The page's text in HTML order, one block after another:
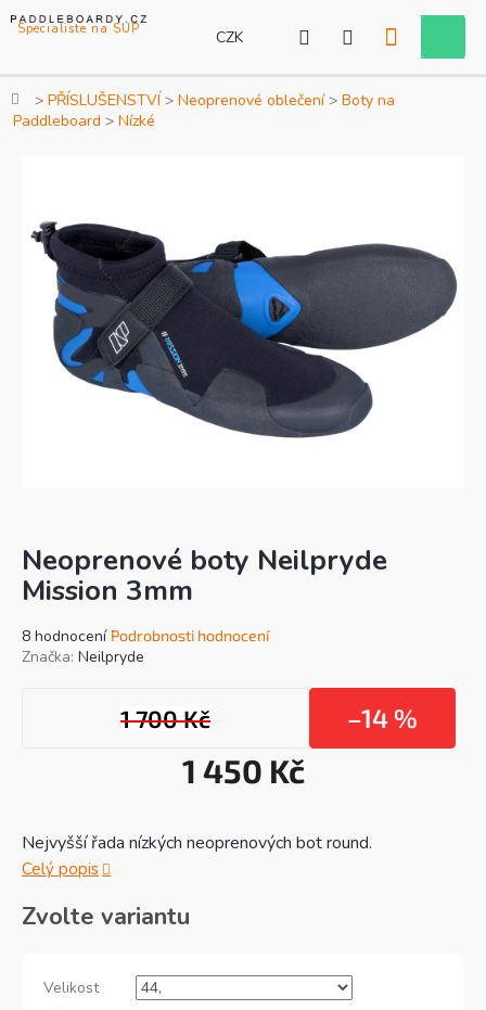
na
CZK
košík
Domů
PŘÍSLUŠENSTVÍ Neoprenové oblečení
Boty na
Paddleboard
Nízké
Neoprenové boty Neilpryde
Mission 3mm
Průměrné
hodnocení
8 hodnocení Podrobnosti hodnocení
Značka: Neilpryde
1 700 Kč –14 %
1 450 Kč
Zvolte variantu
Velikost
Nejvyšší řada nízkých neoprenových bot round.
Celý popis